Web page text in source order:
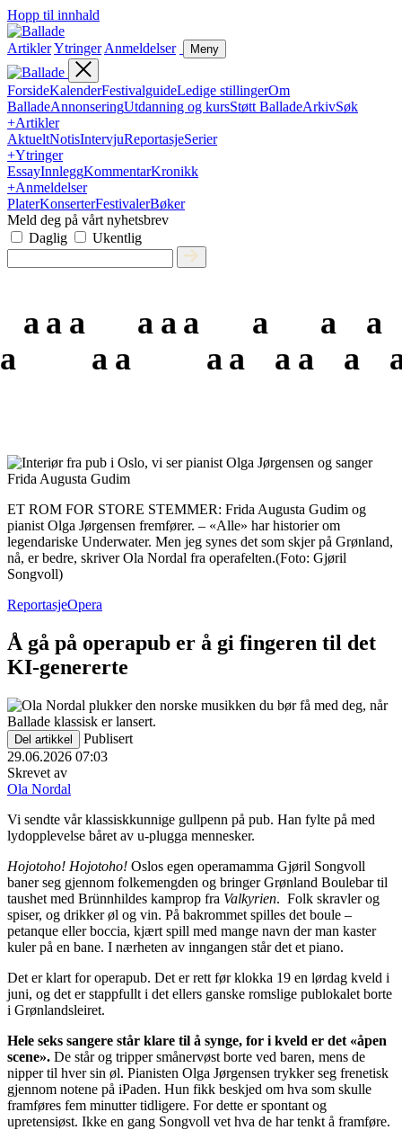
Hopp til innhald
ArtiklerYtringer Anmeldelser Meny
ForsideKalenderFestivalguideLedige stillingerOm
BalladeAnnonseringUtdanning og kursStøtt BalladeArkivSøk
+Artikler
AktueltNotisIntervjuReportasjeSerier
+Ytringer
EssayInnleggKommentarKronikk
+Anmeldelser
PlaterKonserterFestivalerBøker
Meld deg på vårt nyhetsbrev
Daglig
Ukentlig
a
a
ET ROM FOR STORE STEMMER: Frida Augusta Gudim og
pianist Olga Jørgensen fremfører. – «Alle» har historier om
legendariske Underwater. Men jeg synes det som skjer på Grønland,
nå, er bedre, skriver Ola Nordal fra operafelten.(Foto: Gjøril
Songvoll)
ReportasjeOpera
Å gå på operapub er å gi fingeren til det
KI-genererte
Del artikkel
Publisert
29.06.2026 07:03
Skrevet av
Ola Nordal
Vi sendte vår klassiskkunnige gullpenn på pub. Han fylte på med
lydopplevelse båret av u-plugga mennesker.
Hojotoho! Hojotoho! Oslos egen operamamma Gjøril Songvoll
baner seg gjennom folkemengden og bringer Grønland Boulebar til
taushet med Brünnhildes kamprop fra Valkyrien. Folk skravler og
spiser, og drikker øl og vin. På bakrommet spilles det boule –
petanque eller boccia, kjært spill med mange navn der man kaster
kuler på en bane. I nærheten av inngangen står det et piano.
Det er klart for operapub. Det er rett før klokka 19 en lørdag kveld i
juni, og det er stappfullt i det ellers ganske romslige publokalet borte
i Grønlandsleiret.
Hele seks sangere står klare til å synge, for i kveld er det «åpen
scene». De står og tripper smånervøst borte ved baren, mens de
nipper til hver sin øl. Pianisten Olga Jørgensen trykker seg frenetisk
gjennom notene på iPaden. Hun fikk beskjed om hva som skulle
framføres fem minutter tidligere. For dette er spontant og
upretensiøst. Ikke en gang Songvoll vet hva de har tenkt å framføre.